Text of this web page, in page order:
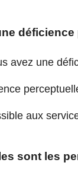
avez une
aux
sont les